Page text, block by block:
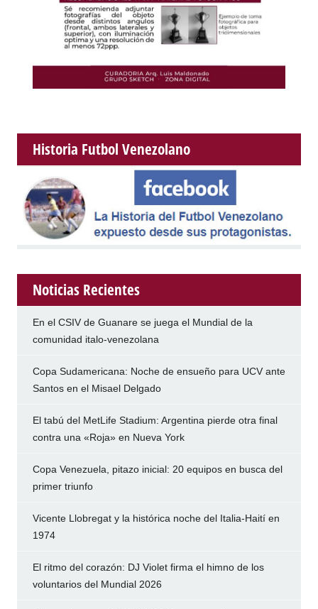
Historia Futbol Venezolano
Noticias Recientes
En el CSIV de Guanare se juega el Mundial de la
comunidad italo-venezolana
Copa Sudamericana: Noche de ensueño para UCV ante
Santos en el Misael Delgado
El tabú del MetLife Stadium: Argentina pierde otra final
contra una «Roja» en Nueva York
Copa Venezuela, pitazo inicial: 20 equipos en busca del
primer triunfo
Vicente Llobregat y la histórica noche del Italia-Haití en
1974
El ritmo del corazón: DJ Violet firma el himno de los
voluntarios del Mundial 2026